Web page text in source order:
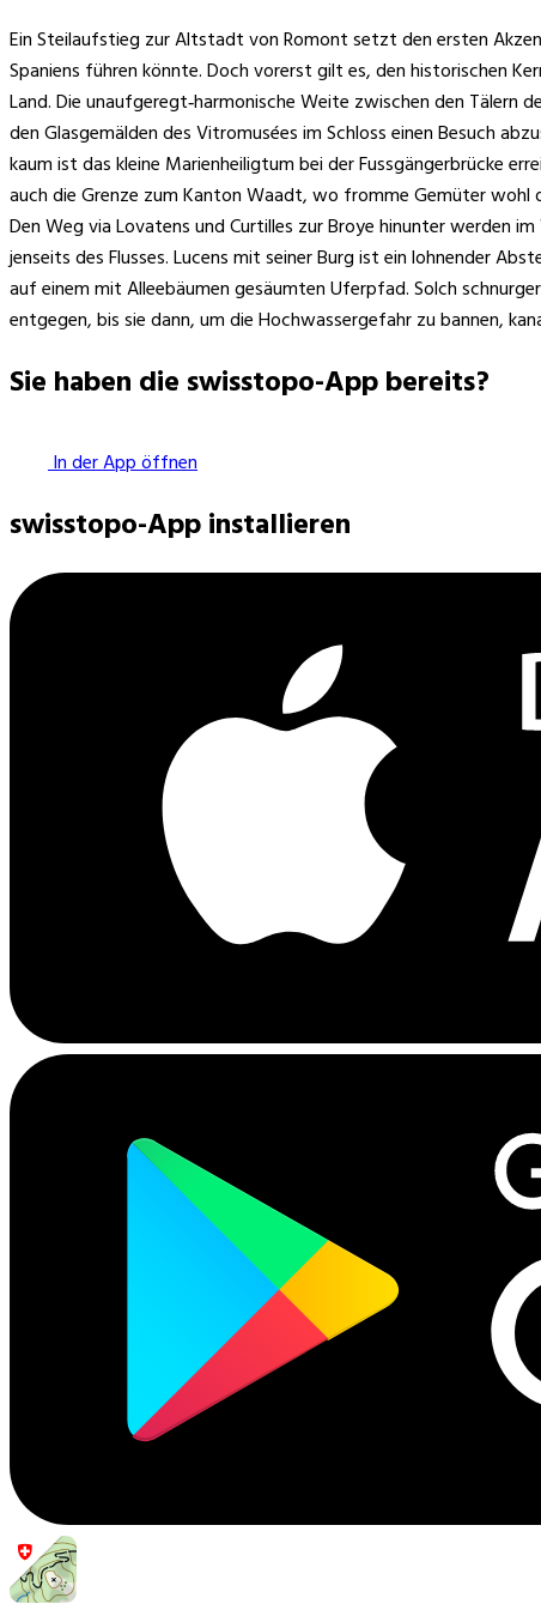
Ein Steilaufstieg zur Altstadt von Romont setzt den ersten
Spaniens führen könnte. Doch vorerst gilt es, den historischen
Land. Die unaufgeregt‑harmonische Weite zwischen den Tälern
den Glasgemälden des Vitromusées im Schloss einen Besuch
kaum ist das kleine Marienheiligtum bei der Fussgängerbrücke
auch die Grenze zum Kanton Waadt, wo fromme Gemüter wohl
Den Weg via Lovatens und Curtilles zur Broye hinunter werden
jenseits des Flusses. Lucens mit seiner Burg ist ein lohnender
auf einem mit Alleebäumen gesäumten Uferpfad. Solch
entgegen, bis sie dann, um die Hochwassergefahr zu bannen,
Sie haben die swisstopo-App bereits?
In der App öffnen
swisstopo-App installieren